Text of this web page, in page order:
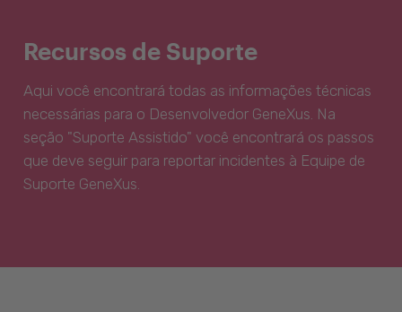
Recursos de Suporte
Aqui você encontrará todas as informações técnicas
necessárias para o Desenvolvedor GeneXus. Na
seção "Suporte Assistido" você encontrará os passos
que deve seguir para reportar incidentes à Equipe de
Suporte GeneXus.